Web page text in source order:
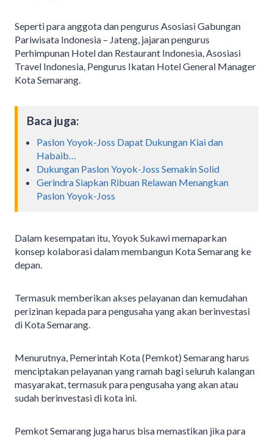
Seperti para anggota dan pengurus Asosiasi Gabungan
Pariwisata Indonesia – Jateng, jajaran pengurus
Perhimpunan Hotel dan Restaurant Indonesia, Asosiasi
Travel Indonesia, Pengurus Ikatan Hotel General Manager
Kota Semarang.
Baca juga:
Paslon Yoyok-Joss Dapat Dukungan Kiai dan
Habaib…
Dukungan Paslon Yoyok-Joss Semakin Solid
Gerindra Siapkan Ribuan Relawan Menangkan
Paslon Yoyok-Joss
Dalam kesempatan itu, Yoyok Sukawi memaparkan
konsep kolaborasi dalam membangun Kota Semarang ke
depan.
Termasuk memberikan akses pelayanan dan kemudahan
perizinan kepada para pengusaha yang akan berinvestasi
di Kota Semarang.
Menurutnya, Pemerintah Kota (Pemkot) Semarang harus
menciptakan pelayanan yang ramah bagi seluruh kalangan
masyarakat, termasuk para pengusaha yang akan atau
sudah berinvestasi di kota ini.
Pemkot Semarang juga harus bisa memastikan jika para